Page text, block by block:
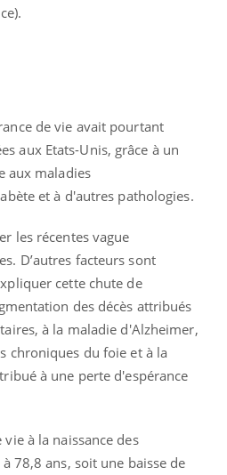
de vie avait pourtant
aux Etats-Unis, grâce à un
aux maladies
et à d'autres pathologies.
les récentes vague
D’autres facteurs sont
cette chute de
des décès attribués
à la maladie d'Alzheimer,
chroniques du foie et à la
à une perte d'espérance
à la naissance des
78,8 ans, soit une baisse de